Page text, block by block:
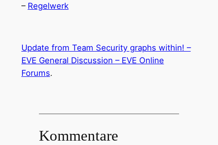
– Regelwerk
Update from Team Security graphs within! –
EVE General Discussion – EVE Online
Forums.
Kommentare